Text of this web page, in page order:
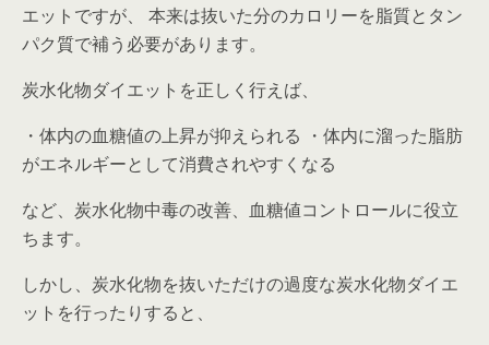
エットですが、 本来は抜いた分のカロリーを脂質とタン
パク質で補う必要があります。
炭水化物ダイエットを正しく行えば、
・体内の血糖値の上昇が抑えられる ・体内に溜った脂肪
がエネルギーとして消費されやすくなる
など、炭水化物中毒の改善、血糖値コントロールに役立
ちます。
しかし、炭水化物を抜いただけの過度な炭水化物ダイエ
ットを行ったりすると、